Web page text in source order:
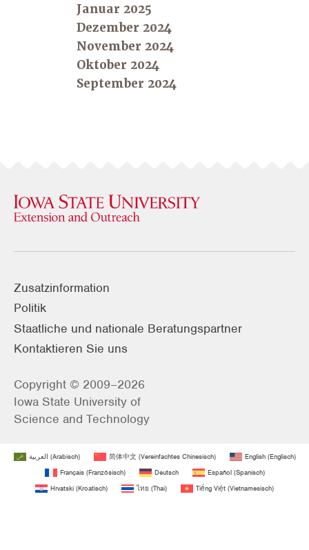
Januar 2025
Dezember 2024
November 2024
Oktober 2024
September 2024
Zusatzinformation
Politik
Staatliche und nationale Beratungspartner
Kontaktieren Sie uns
Copyright © 2009–2026
Iowa State University of
Science and Technology
العربية (Arabisch) 简体中文(Vereinfachtes Chinesisch) English(Englisch)
Français(Französisch) Deutsch Español(Spanisch)
Hrvatski (Kroatisch) ไทย (Thai) Tiếng Việt (Vietnamesisch)